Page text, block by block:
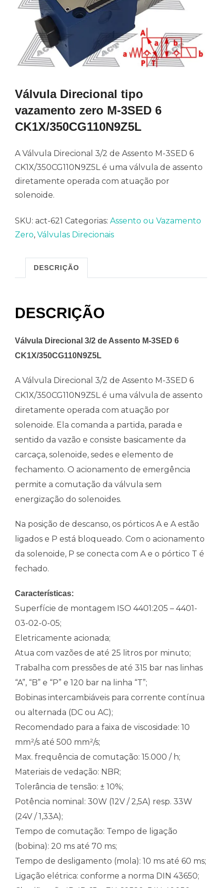
Válvula Direcional tipo
vazamento zero M-3SED 6
CK1X/350CG110N9Z5L
A Válvula Direcional 3/2 de Assento M-3SED 6
CK1X/350CG110N9Z5L é uma válvula de assento
diretamente operada com atuação por
solenoide.
SKU: act-621 Categorias: Assento ou Vazamento
Zero, Válvulas Direcionais
DESCRIÇÃO
DESCRIÇÃO
Válvula Direcional 3/2 de Assento M-3SED 6
CK1X/350CG110N9Z5L
A Válvula Direcional 3/2 de Assento M-3SED 6
CK1X/350CG110N9Z5L é uma válvula de assento
diretamente operada com atuação por
solenoide. Ela comanda a partida, parada e
sentido da vazão e consiste basicamente da
carcaça, solenoide, sedes e elemento de
fechamento. O acionamento de emergência
permite a comutação da válvula sem
energização do solenoides.
Na posição de descanso, os pórticos A e A estão
ligados e P está bloqueado. Com o acionamento
da solenoide, P se conecta com A e o pórtico T é
fechado.
Características:
Superfície de montagem ISO 4401:205 – 4401-
03-02-0-05;
Eletricamente acionada;
Atua com vazões de até 25 litros por minuto;
Trabalha com pressões de até 315 bar nas linhas
“A”, “B” e “P” e 120 bar na linha “T”;
Bobinas intercambiáveis para corrente contínua
ou alternada (DC ou AC);
Recomendado para a faixa de viscosidade: 10
mm²/s até 500 mm²/s;
Max. frequência de comutação: 15.000 / h;
Materiais de vedação: NBR;
Tolerância de tensão: ± 10%;
Potência nominal: 30W (12V / 2,5A) resp. 33W
(24V / 1,33A);
Tempo de comutação: Tempo de ligação
(bobina): 20 ms até 70 ms;
Tempo de desligamento (mola): 10 ms até 60 ms;
Ligação elétrica: conforme a norma DIN 43650;